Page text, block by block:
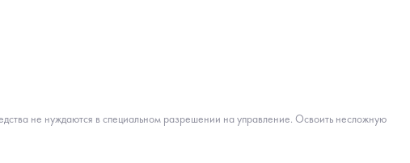
не нуждаются в специальном разрешении на управление. Освоить несложную